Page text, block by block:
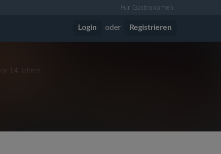
Für Gastronomen
Login oder Registrieren
14 Jahren